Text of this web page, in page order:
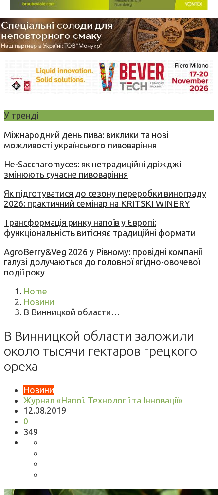
У тренді
Міжнародний день пива: виклики та нові
можливості українського пивоваріння
Не-Saccharomyces: як нетрадиційні дріжджі
змінюють сучасне пивоваріння
Як підготуватися до сезону переробки винограду
2026: практичний семінар на KRITSKI WINERY
Трансформація ринку напоїв у Європі:
функціональність витісняє традиційні формати
AgroBerry&Veg 2026 у Рівному: провідні компанії
галузі долучаються до головної ягідно-овочевої
події року
Home
Новини
В Винницкой области…
В Винницкой области заложили
около тысячи гектаров грецкого
ореха
Новини
Журнал «Напої. Технології та Інновації»
12.08.2019
0
349